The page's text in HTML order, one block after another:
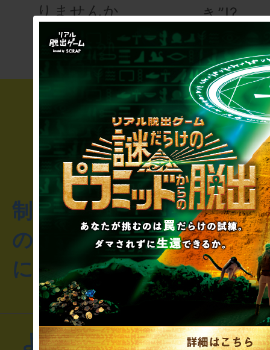
りませんか
き”!?
制作のご相談・コラボレ
のお客様からのご質問や
にお問い合わせください
よくあるお問い合わせ